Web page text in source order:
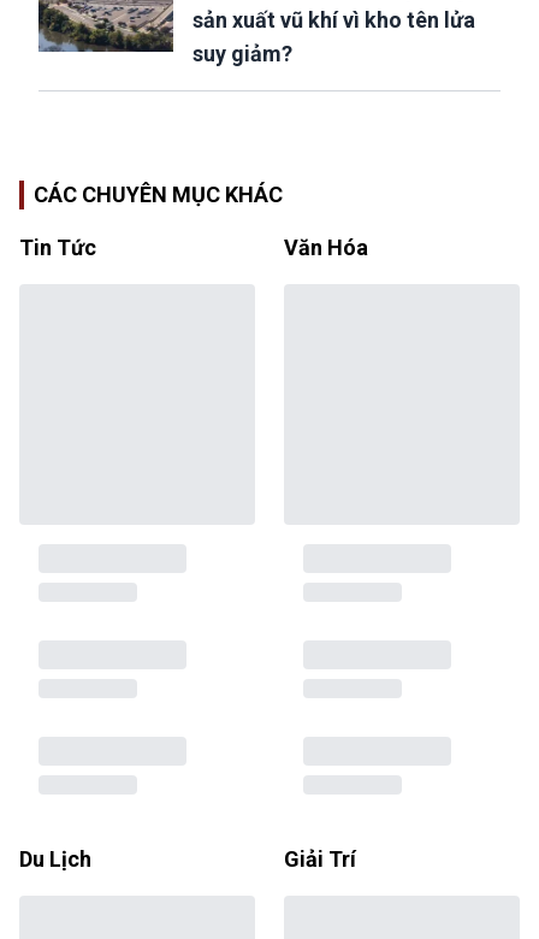
sản xuất vũ khí vì kho tên lửa
suy giảm?
CÁC CHUYÊN MỤC KHÁC
Tin Tức Văn Hóa
Du Lịch Giải Trí